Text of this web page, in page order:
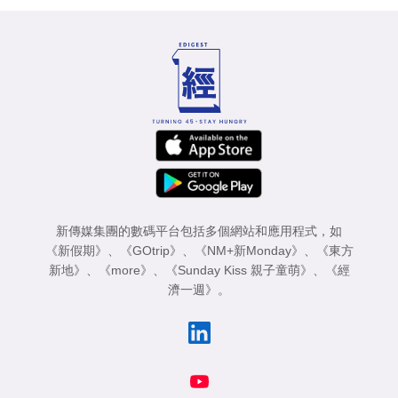
新傳媒集團的數碼平台包括多個網站和應用程式，如
《新假期》 、 《GOtrip》 、 《NM+新Monday》 、
《東方
新地》 、 《more》 、 《Sunday Kiss 親子童萌》 、
《經
濟一週》 。